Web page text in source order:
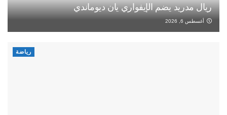
ريال مدريد يضم الإيفواري يان ديوماندي
أغسطس 6, 2026
رياضة